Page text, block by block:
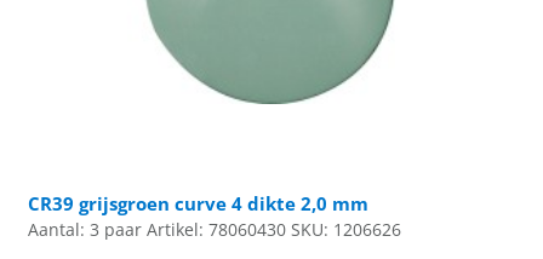
CR39 grijsgroen curve 4 dikte 2,0 mm
Aantal: 3 paar Artikel: 78060430 SKU: 1206626